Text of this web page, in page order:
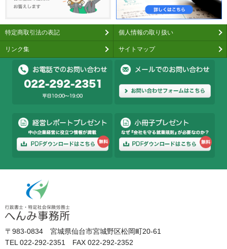
特定商取引法の表記 個人情報の取り扱い
リンク集 サイトマップ
〒983-0834 宮城県仙台市宮城野区松岡町20-61
TEL 022-292-2351 FAX 022-292-2352